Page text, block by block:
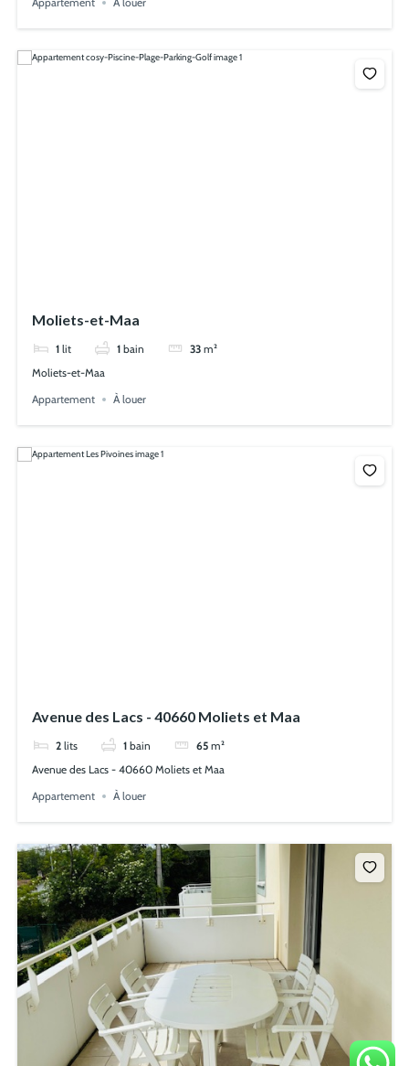
Moliets-et-Maa
1 lit 1 bain 33 m²
Moliets-et-Maa
Appartement
À louer
Avenue des Lacs - 40660 Moliets et Maa
2 lits 1 bain 65 m²
Avenue des Lacs - 40660 Moliets et Maa
Appartement
À louer